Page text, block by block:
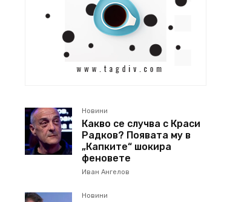
Новини
Какво се случва с Краси
Радков? Появата му в
„Капките“ шокира
феновете
Иван Ангелов
Новини